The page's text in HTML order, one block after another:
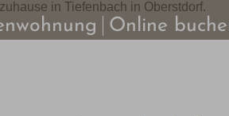
Online